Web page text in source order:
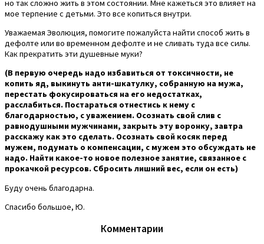
но так сложно жить в этом состоянии. Мне кажеться это влияет на
мое терпение с детьми. Это все копиться внутри.
Уважаемая Эволюция, помогите пожалуйста найти способ жить в
дефолте или во временном дефолте и не сливать туда все силы.
Как прекратить эти душевные муки?
(В первую очередь надо избавиться от токсичности, не
копить яд, выкинуть анти-шкатулку, собранную на мужа,
перестать фокусироваться на его недостатках,
расслабиться. Постараться отнестись к нему с
благодарностью, с уважением. Осознать свой слив с
равнодушными мужчинами, закрыть эту воронку, завтра
расскажу как это сделать. Осознать свой косяк перед
мужем, подумать о компенсации, с мужем это обсуждать не
надо. Найти какое-то новое полезное занятие, связанное с
прокачкой ресурсов. Сбросить лишний вес, если он есть)
Буду очень благодарна.
Спасибо большое, Ю.
Комментарии